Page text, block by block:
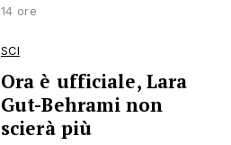
14 ore
SCI
Ora è ufficiale, Lara
Gut-Behrami non
scierà più